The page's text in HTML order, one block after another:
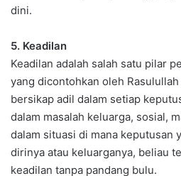
dini.
5. Keadilan
Keadilan adalah salah satu pilar
yang dicontohkan oleh Rasulullah ﷺ. Beliau selalu
bersikap adil dalam setiap
dalam masalah keluarga, sosial,
dalam situasi di mana keputusan
dirinya atau keluarganya, beliau
keadilan tanpa pandang bulu.